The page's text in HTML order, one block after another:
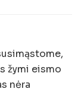
žymi eismo
nėra